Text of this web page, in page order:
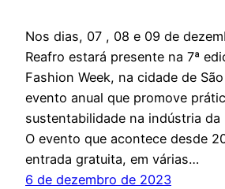
Nos dias, 07 , 08 e 09 de
Reafro estará presente na 7ª
Fashion Week, na cidade de
evento anual que promove
sustentabilidade na indústria da
O evento que acontece desde
entrada gratuita, em várias…
6 de dezembro de 2023